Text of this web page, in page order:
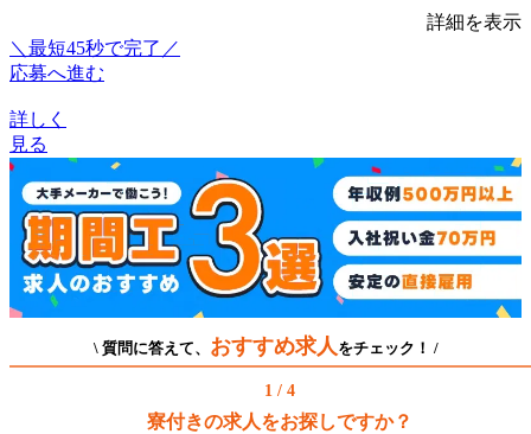
詳細を表示
＼最短45秒で完了／
応募へ進む
詳しく
見る
\ 質問に答えて、 おすすめ求人 をチェック！ /
1 / 4
寮付きの求人をお探しですか？